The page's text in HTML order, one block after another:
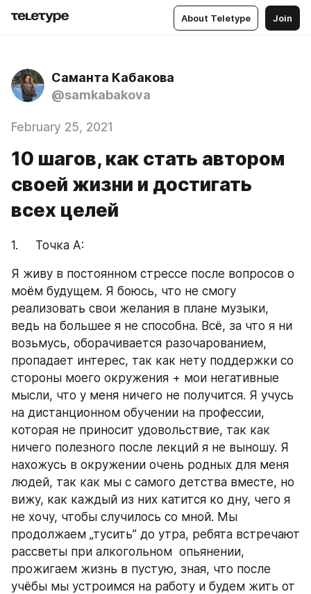
About Teletype Join
Саманта Кабакова
@samkabakova
February 25, 2021
10 шагов, как стать автором
своей жизни и достигать
всех целей
1.     Точка А:
Я живу в постоянном стрессе после вопросов о
моём будущем. Я боюсь, что не смогу
реализовать свои желания в плане музыки,
ведь на большее я не способна. Всё, за что я ни
возьмусь, оборачивается разочарованием,
пропадает интерес, так как нету поддержки со
стороны моего окружения + мои негативные
мысли, что у меня ничего не получится. Я учусь
на дистанционном обучении на профессии,
которая не приносит удовольствие, так как
ничего полезного после лекций я не выношу. Я
нахожусь в окружении очень родных для меня
людей, так как мы с самого детства вместе, но
вижу, как каждый из них катится ко дну, чего я
не хочу, чтобы случилось со мной. Мы
продолжаем „тусить” до утра, ребята встречают
рассветы при алкогольном  опьянении,
прожигаем жизнь в пустую, зная, что после
учёбы мы устроимся на работу и будем жить от